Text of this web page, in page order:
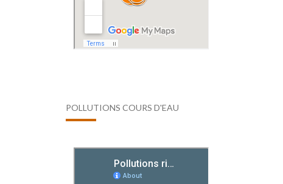
POLLUTIONS COURS D'EAU